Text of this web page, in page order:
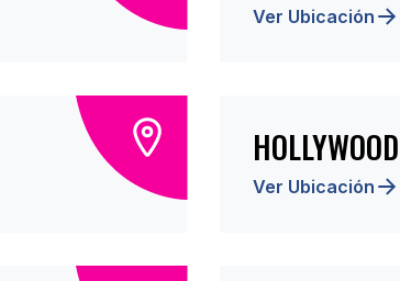
Ver Ubicación
HOLLYWOOD
Ver Ubicación